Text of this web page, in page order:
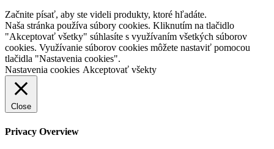
Začnite písať, aby ste videli produkty, ktoré hľadáte.
Naša stránka používa súbory cookies. Kliknutím na tlačidlo
"Akceptovať všetky" súhlasíte s využívaním všetkých súborov
cookies. Využívanie súborov cookies môžete nastaviť pomocou
tlačidla "Nastavenia cookies".
Nastavenia cookies Akceptovať všekty
Close
Privacy Overview